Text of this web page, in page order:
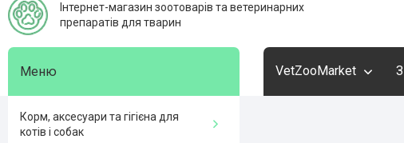
Інтернет-магазин зоотоварів та ветеринарних
препаратів для тварин
VetZooMarket
Корм, аксесуари та гігієна для
котів і собак